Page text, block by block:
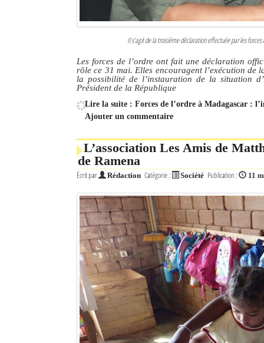
Connexion
Identifiant oublié ?
Mot de passe oublié ?
Il s’agit de la troisième déclaration effectuée par les
Les forces de l’ordre ont fait une déclaration
rôle ce 31 mai. Elles encouragent l’exécution de
la possibilité de l’instauration de la situation
Président de la République
Lire la suite : Forces de l’ordre à Madagascar :
Ajouter un commentaire
L’association Les Amis de
de Ramena
Écrit par Rédaction Catégorie : Société Publication : 11